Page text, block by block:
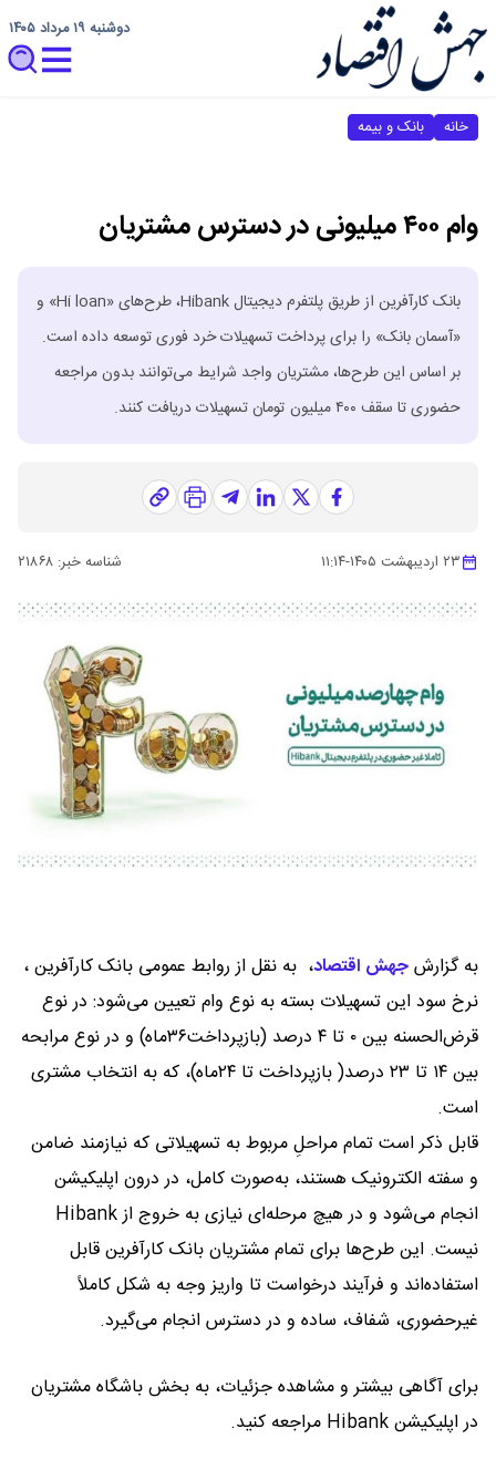
دوشنبه ۱۹ مرداد ۱۴۰۵
خانه بانک و بیمه
وام ۴۰۰ میلیونی در دسترس مشتریان
بانک کارآفرین از طریق پلتفرم دیجیتال Hibank، طرح‌های «Hi loan» و
«آسمان بانک» را برای پرداخت تسهیلات خرد فوری توسعه داده است.
بر اساس این طرح‌ها، مشتریان واجد شرایط می‌توانند بدون مراجعه
حضوری تا سقف ۴۰۰ میلیون تومان تسهیلات دریافت کنند.
۲۳ اردیبهشت ۱۴۰۵ -۱۱:۱۴ شناسه خبر: ۲۱۸۶۸
به گزارشجهش اقتصاد، به نقل از روابط عمومی بانک کارآفرین ،
نرخ سود این تسهیلات بسته به نوع وام تعیین می‌شود: در نوع
قرض‌الحسنه بین ۰ تا ۴ درصد (بازپرداخت۳۶ماه) و در نوع مرابحه
بین ۱۴ تا ۲۳ درصد( بازپرداخت تا ۲۴ماه)، که به انتخاب مشتری
است.
قابل ذکر است تمام مراحلِ مربوط به تسهیلاتی که نیازمند ضامن
و سفته الکترونیک هستند، به‌صورت کامل، در درون اپلیکیشن
انجام می‌شود و در هیچ مرحله‌ای نیازی به خروج از Hibank
نیست. این طرح‌ها برای تمام مشتریان بانک کارآفرین قابل
استفاده‌اند و فرآیند درخواست تا واریز وجه به شکل کاملاً
غیرحضوری، شفاف، ساده و در دسترس انجام می‌گیرد.
برای آگاهی بیشتر و مشاهده جزئیات، به بخش باشگاه مشتریان
در اپلیکیشن Hibank مراجعه کنید.